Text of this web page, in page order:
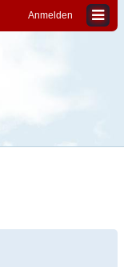
Anmelden